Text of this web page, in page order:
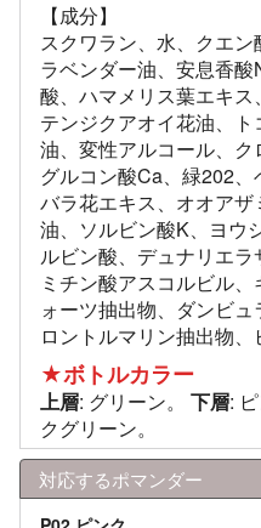
【成分】
スクワラン、水、クエン
ラベンダー油、安息香
酸、ハマメリス葉エキ
テンジクアオイ花油、
油、変性アルコール、ク
グルコン酸Ca、緑202
バラ花エキス、オオア
油、ソルビン酸K、ヨウ
ルビン酸、デュナリエ
ミチン酸アスコルビル
ォーツ抽出物、ダンビ
ロントルマリン抽出物
★ボトルカラー
上層: グリーン。 下層:
クグリーン。
対応するポマンダー